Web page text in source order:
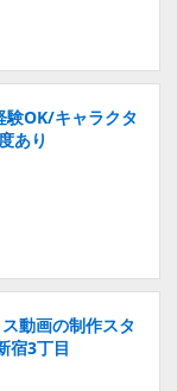
験OK/キャラクタ
あり
動画の制作スタ
宿3丁目